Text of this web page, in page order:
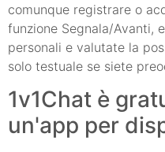
comunque registrare o
funzione Segnala/Avanti,
personali e valutate la
solo testuale se siete
1v1Chat è
un'app per